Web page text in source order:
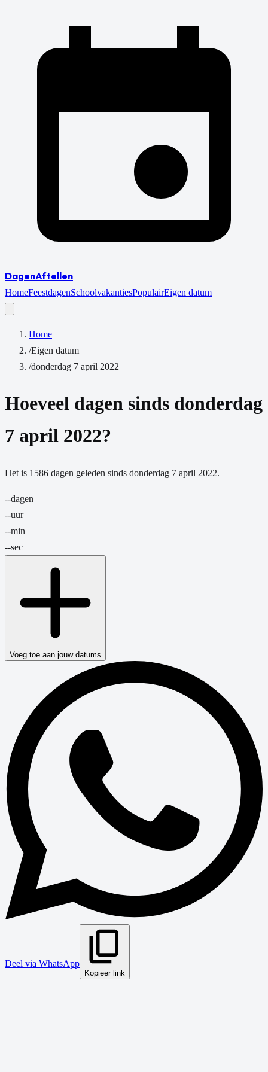
DagenAftellen
HomeFeestdagenSchoolvakantiesPopulairEigen datum
Home
/Eigen datum
/donderdag 7 april 2022
Hoeveel dagen sinds donderdag
7 april 2022?
Het is 1586 dagen geleden sinds donderdag 7 april 2022.
--dagen
--uur
--min
--sec
Voeg toe aan jouw datums
Deel via WhatsApp
Kopieer link